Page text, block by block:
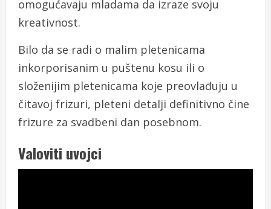
omogućavaju mladama da izraze svoju
kreativnost.
Bilo da se radi o malim pletenicama
inkorporisanim u puštenu kosu ili o
složenijim pletenicama koje preovlađuju u
čitavoj frizuri, pleteni detalji definitivno čine
frizure za svadbeni dan posebnom.
Valoviti uvojci